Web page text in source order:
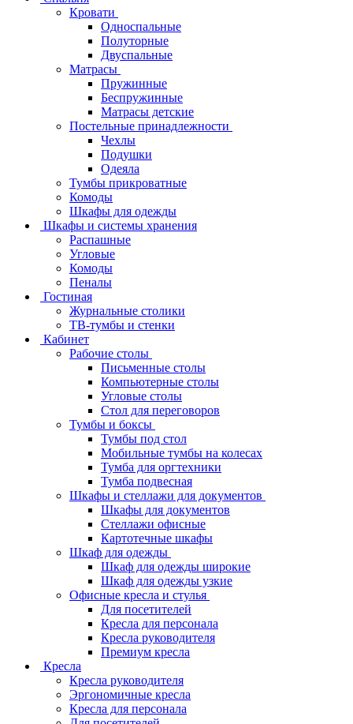
Кровати
Односпальные
Полуторные
Двуспальные
Матрасы
Пружинные
Беспружинные
Матрасы детские
Постельные принадлежности
Чехлы
Подушки
Одеяла
Тумбы прикроватные
Комоды
Шкафы для одежды
Шкафы и системы хранения
Распашные
Угловые
Комоды
Пеналы
Гостиная
Журнальные столики
ТВ‑тумбы и стенки
Кабинет
Рабочие столы
Письменные столы
Компьютерные столы
Угловые столы
Стол для переговоров
Тумбы и боксы
Тумбы под стол
Мобильные тумбы на колесах
Тумба для оргтехники
Тумба подвесная
Шкафы и стеллажи для документов
Шкафы для документов
Стеллажи офисные
Картотечные шкафы
Шкаф для одежды
Шкаф для одежды широкие
Шкаф для одежды узкие
Офисные кресла и стулья
Для посетителей
Кресла для персонала
Кресла руководителя
Премиум кресла
Кресла
Кресла руководителя
Эргономичные кресла
Кресла для персонала